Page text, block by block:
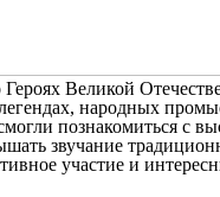
Великой
народных
познакомиться с
звучание
участие и